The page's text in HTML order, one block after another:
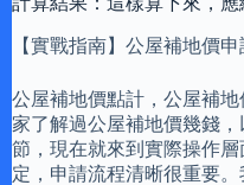
【實戰指南】公屋補地價
公屋補地價點計，公屋補
家了解過公屋補地價幾錢
節，現在就來到實際操作
定，申請流程清晰很重要